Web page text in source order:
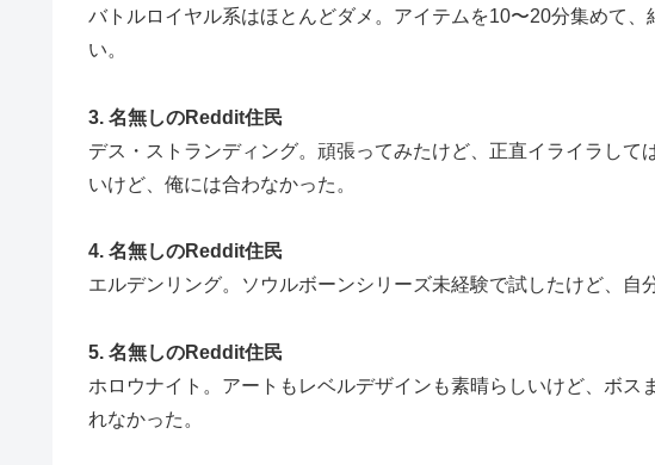
バトルロイヤル系はほとんどダメ。アイテムを10〜20分集めて
い。
3. 名無しのReddit住民
デス・ストランディング。頑張ってみたけど、正直イライラして
いけど、俺には合わなかった。
4. 名無しのReddit住民
エルデンリング。ソウルボーンシリーズ未経験で試したけど、自
5. 名無しのReddit住民
ホロウナイト。アートもレベルデザインも素晴らしいけど、ボス
れなかった。